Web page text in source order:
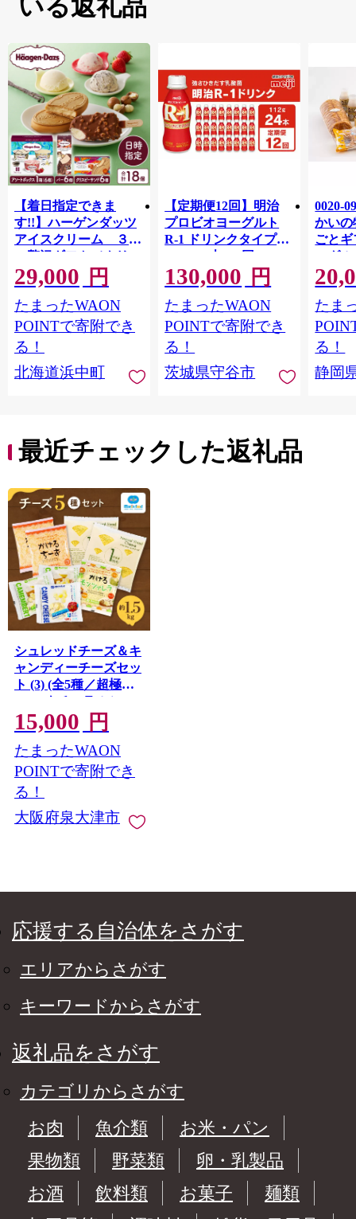
いる返礼品
【着日指定できま
す!!】ハーゲンダッツ
アイスクリーム ３種
の贅沢ギフト（クリス
ピー・バー・アソート
ボックス）_H0016-123
29,000 円
たまったWAON
POINTで寄附でき
る！
北海道浜中町
【定期便12回】明治
プロビオヨーグルト
R-1 ドリンクタイプ
112g×24本×12回 ヨー
グルトドリンク◇
130,000 円
たまったWAON
POINTで寄附でき
る！
茨城県守谷市
0020-
かいの
ごと
ーグ
キ メ
ン チ
たま
る！
静岡
最近チェックした返礼品
シュレッドチーズ＆キ
ャンディーチーズセッ
ト (3) (全5種／超極細
1mm ナチュラルシュ
レッドチーズ＆キャン
ディチーズ＆かけるチ
ーズ＆かける モッツ
ァレラ)｜チーズ 5種
セット トッピング コ
ク クリーミー つまみ
ゴーダ ピザ パスタ 大
15,000 円
たまったWAON
POINTで寄附でき
る！
大阪府泉大津市
応援する自治体をさがす
エリアからさがす
キーワードからさがす
返礼品をさがす
カテゴリからさがす
お肉
魚介類
お米・パン
果物類
野菜類
卵・乳製品
お酒
飲料類 お菓子
麺類